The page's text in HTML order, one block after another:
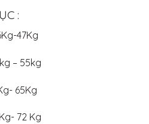
:
47Kg
– 55kg
65Kg
72 Kg